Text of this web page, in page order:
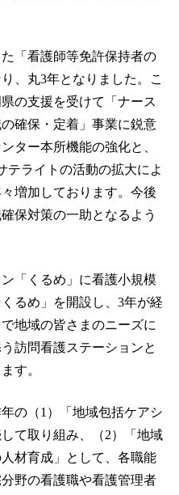
「看護師等免許保持者の
、丸3年となりました。こ
の支援を受けて「ナース
確保・定着」事業に鋭意
ター本所機能の強化と、
テライトの活動の拡大によ
増加しております。今後
保対策の一助となるよう
「くるめ」に看護小規模
るめ」を開設し、3年が経
地域の皆さまのニーズに
訪問看護ステーションと
す。
の（1）「地域包括ケアシ
て取り組み、（2）「地域
材育成」として、各職能
野の看護職や看護管理者